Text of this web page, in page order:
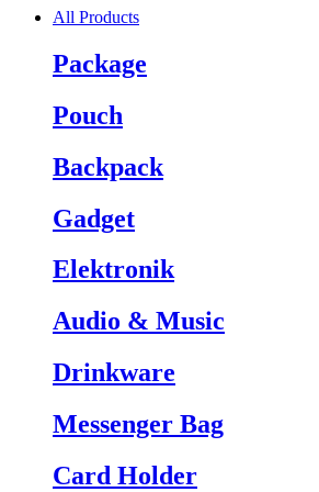
All Products
Package
Pouch
Backpack
Gadget
Elektronik
Audio & Music
Drinkware
Messenger Bag
Card Holder